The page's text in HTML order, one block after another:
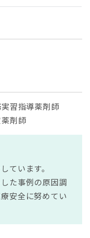
習指導薬剤師
剤師
ています。
た事例の原因調
安全に努めてい